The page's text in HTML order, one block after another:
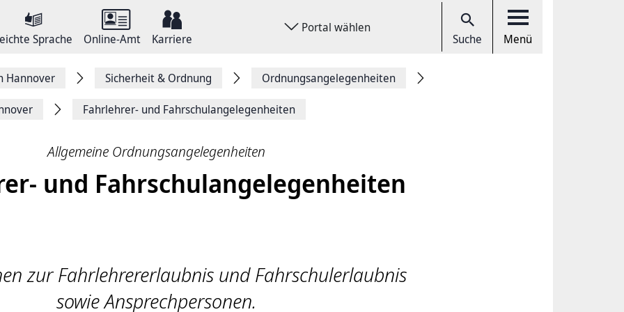
Sprache Online-Amt Karriere
Portal wählen
Suche Menü
Hannover Sicherheit & Ordnung Ordnungs­angelegenheiten
Fahrlehrer- und Fahrschulangelegenheiten
Allgemeine Ordnungsangelegenheiten
und Fahrschulangelegenheiten
zur Fahrlehrererlaubnis und Fahrschulerlaubnis
sowie Ansprechpersonen.